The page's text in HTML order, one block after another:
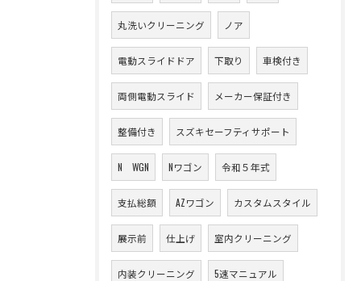
丸洗いクリーニング ノア
電動スライドドア 下取り 車検付き
両側電動スライド メーカー保証付き
整備付き スズキセーフティサポート
N WGN Nワゴン 令和５年式
支払総額 AZワゴン カスタムスタイル
展示前 仕上げ 室内クリーニング
内装クリーニング 5速マニュアル